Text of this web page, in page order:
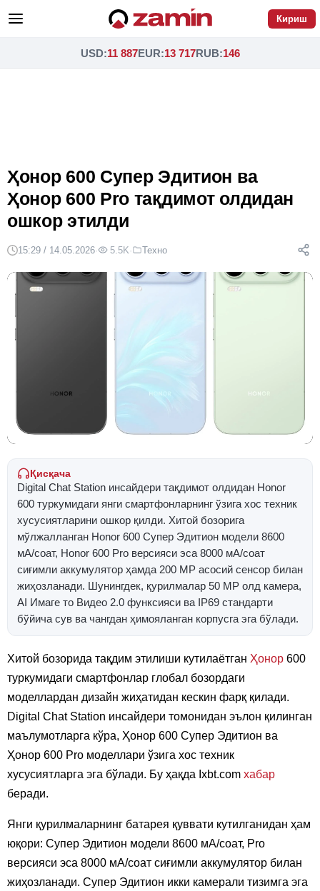
Кириш
USD:11 887EUR:13 717RUB:146
Ҳонор 600 Супер Эдитион ва
Ҳонор 600 Pro тақдимот олдидан
ошкор этилди
15:29 / 14.05.2026· 5.5K· Техно
Қисқача
Digital Chat Station инсайдери тақдимот олдидан Honor
600 туркумидаги янги смартфонларнинг ўзига хос техник
хусусиятларини ошкор қилди. Хитой бозорига
мўлжалланган Honor 600 Супер Эдитион модели 8600
мА/соат, Honor 600 Pro версияси эса 8000 мА/соат
сиғимли аккумулятор ҳамда 200 MP асосий сенсор билан
жиҳозланади. Шунингдек, қурилмалар 50 MP олд камера,
AI Имаге то Видео 2.0 функсияси ва IP69 стандарти
бўйича сув ва чангдан ҳимояланган корпусга эга бўлади.
Хитой бозорида тақдим этилиши кутилаётган Ҳонор 600
туркумидаги смартфонлар глобал бозордаги
моделлардан дизайн жиҳатидан кескин фарқ қилади.
Digital Chat Station инсайдери томонидан эълон қилинган
маълумотларга кўра, Ҳонор 600 Супер Эдитион ва
Ҳонор 600 Pro моделлари ўзига хос техник
хусусиятларга эга бўлади. Бу ҳақда Ixbt.com хабар
беради.
Янги қурилмаларнинг батарея қуввати кутилганидан ҳам
юқори: Супер Эдитион модели 8600 мА/соат, Pro
версияси эса 8000 мА/соат сиғимли аккумулятор билан
жиҳозланади. Супер Эдитион икки камерали тизимга эга